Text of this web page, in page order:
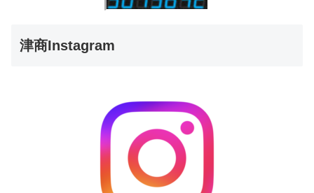
津商Instagram